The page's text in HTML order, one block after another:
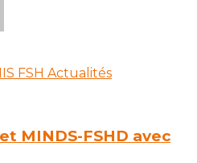
FSH Actualités
MINDS-FSHD avec